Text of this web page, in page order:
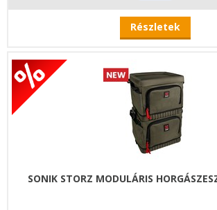
Részletek
SONIK STORZ MODULÁRIS